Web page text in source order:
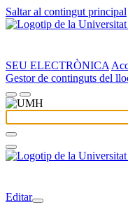
Saltar al contingut principal
SEU ELECTRÒNICA
Gestor de continguts del
Editar